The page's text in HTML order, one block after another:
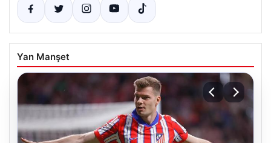
Yan Manşet